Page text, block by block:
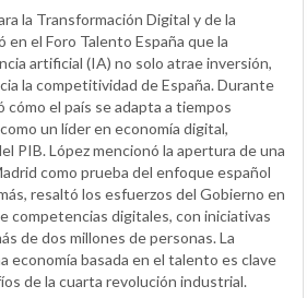
la Transformación Digital y de la
en el Foro Talento España que la
artificial (IA) no solo atrae inversión,
la competitividad de España. Durante
el país se adapta a tiempos
un líder en economía digital,
PIB. López mencionó la apertura de una
como prueba del enfoque español
resaltó los esfuerzos del Gobierno en
competencias digitales, con iniciativas
de dos millones de personas. La
economía basada en el talento es clave
de la cuarta revolución industrial.